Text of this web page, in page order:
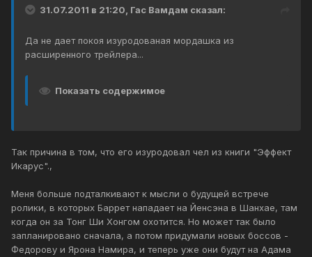
31.07.2011 в 21:20, Гас Вамдам сказал:
Да не дает покоя изуродованая мордашка из
расширенного трейлера...
Показать содержимое
Так причина в том, что его изуродовал чел из книги "Эффект
Икарус".,
Меня больше подталкивают к мысли о будущей встрече
ролики, в которых Баррет нападает на Йенсэна в Шанхае, там
когда он за Тонг Ши Хонгом охотится. Но может так было
запланировано сначала, а потом придумали новых боссов -
Федорову и Ярона Намира, и теперь уже они будут на Адама